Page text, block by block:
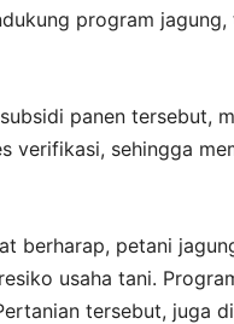
program jagung,
panen tersebut,
verifikasi, sehingga
berharap, petani
usaha tani.
tersebut, juga